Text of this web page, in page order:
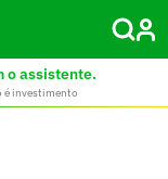
o assistente.
é investimento